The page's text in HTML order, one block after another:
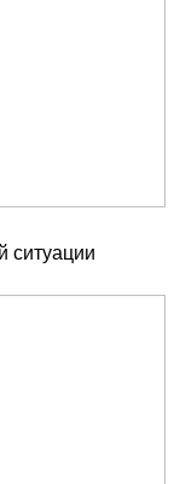
ситуации